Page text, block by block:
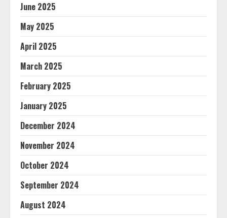
June 2025
May 2025
April 2025
March 2025
February 2025
January 2025
December 2024
November 2024
October 2024
September 2024
August 2024